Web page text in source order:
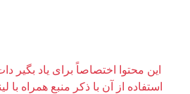
این محتوا اختصاصاً برای یاد بگیر
استفاده از آن با ذکر منبع همراه با